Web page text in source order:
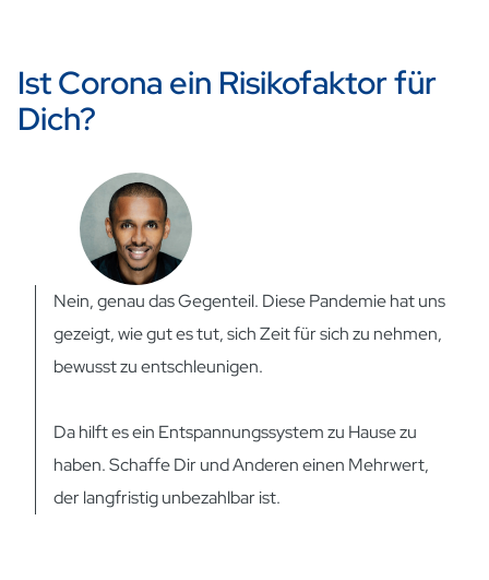
Ist Corona ein Risikofaktor für
Dich?
Nein, genau das Gegenteil. Diese Pandemie hat uns
gezeigt, wie gut es tut, sich Zeit für sich zu nehmen,
bewusst zu entschleunigen.
Da hilft es ein Entspannungssystem zu Hause zu
haben. Schaffe Dir und Anderen einen Mehrwert,
der langfristig unbezahlbar ist.